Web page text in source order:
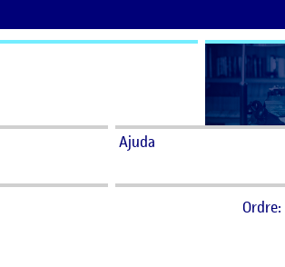
Ajuda
Ordre: